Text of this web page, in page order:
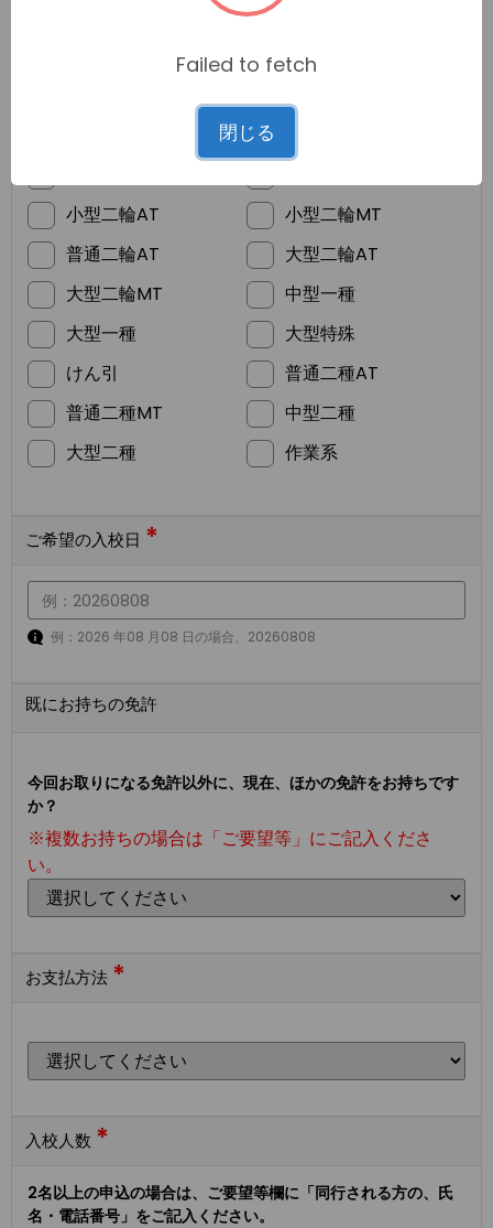
小型二輪AT
小型二輪MT
普通二輪AT
大型二輪AT
大型二輪MT
中型一種
大型一種
大型特殊
けん引
普通二種AT
普通二種MT
中型二種
大型二種
作業系
ご希望の入校日 *
例：2026 年08 月08 日の場合、20260808
既にお持ちの免許
今回お取りになる免許以外に、現在、ほかの免許をお持ちです
か？
※複数お持ちの場合は「ご要望等」にご記入くださ
い。
お支払方法 *
入校人数 *
2名以上の申込の場合は、ご要望等欄に「同行される方の、氏
名・電話番号」をご記入ください。
Failed to fetch
閉じる